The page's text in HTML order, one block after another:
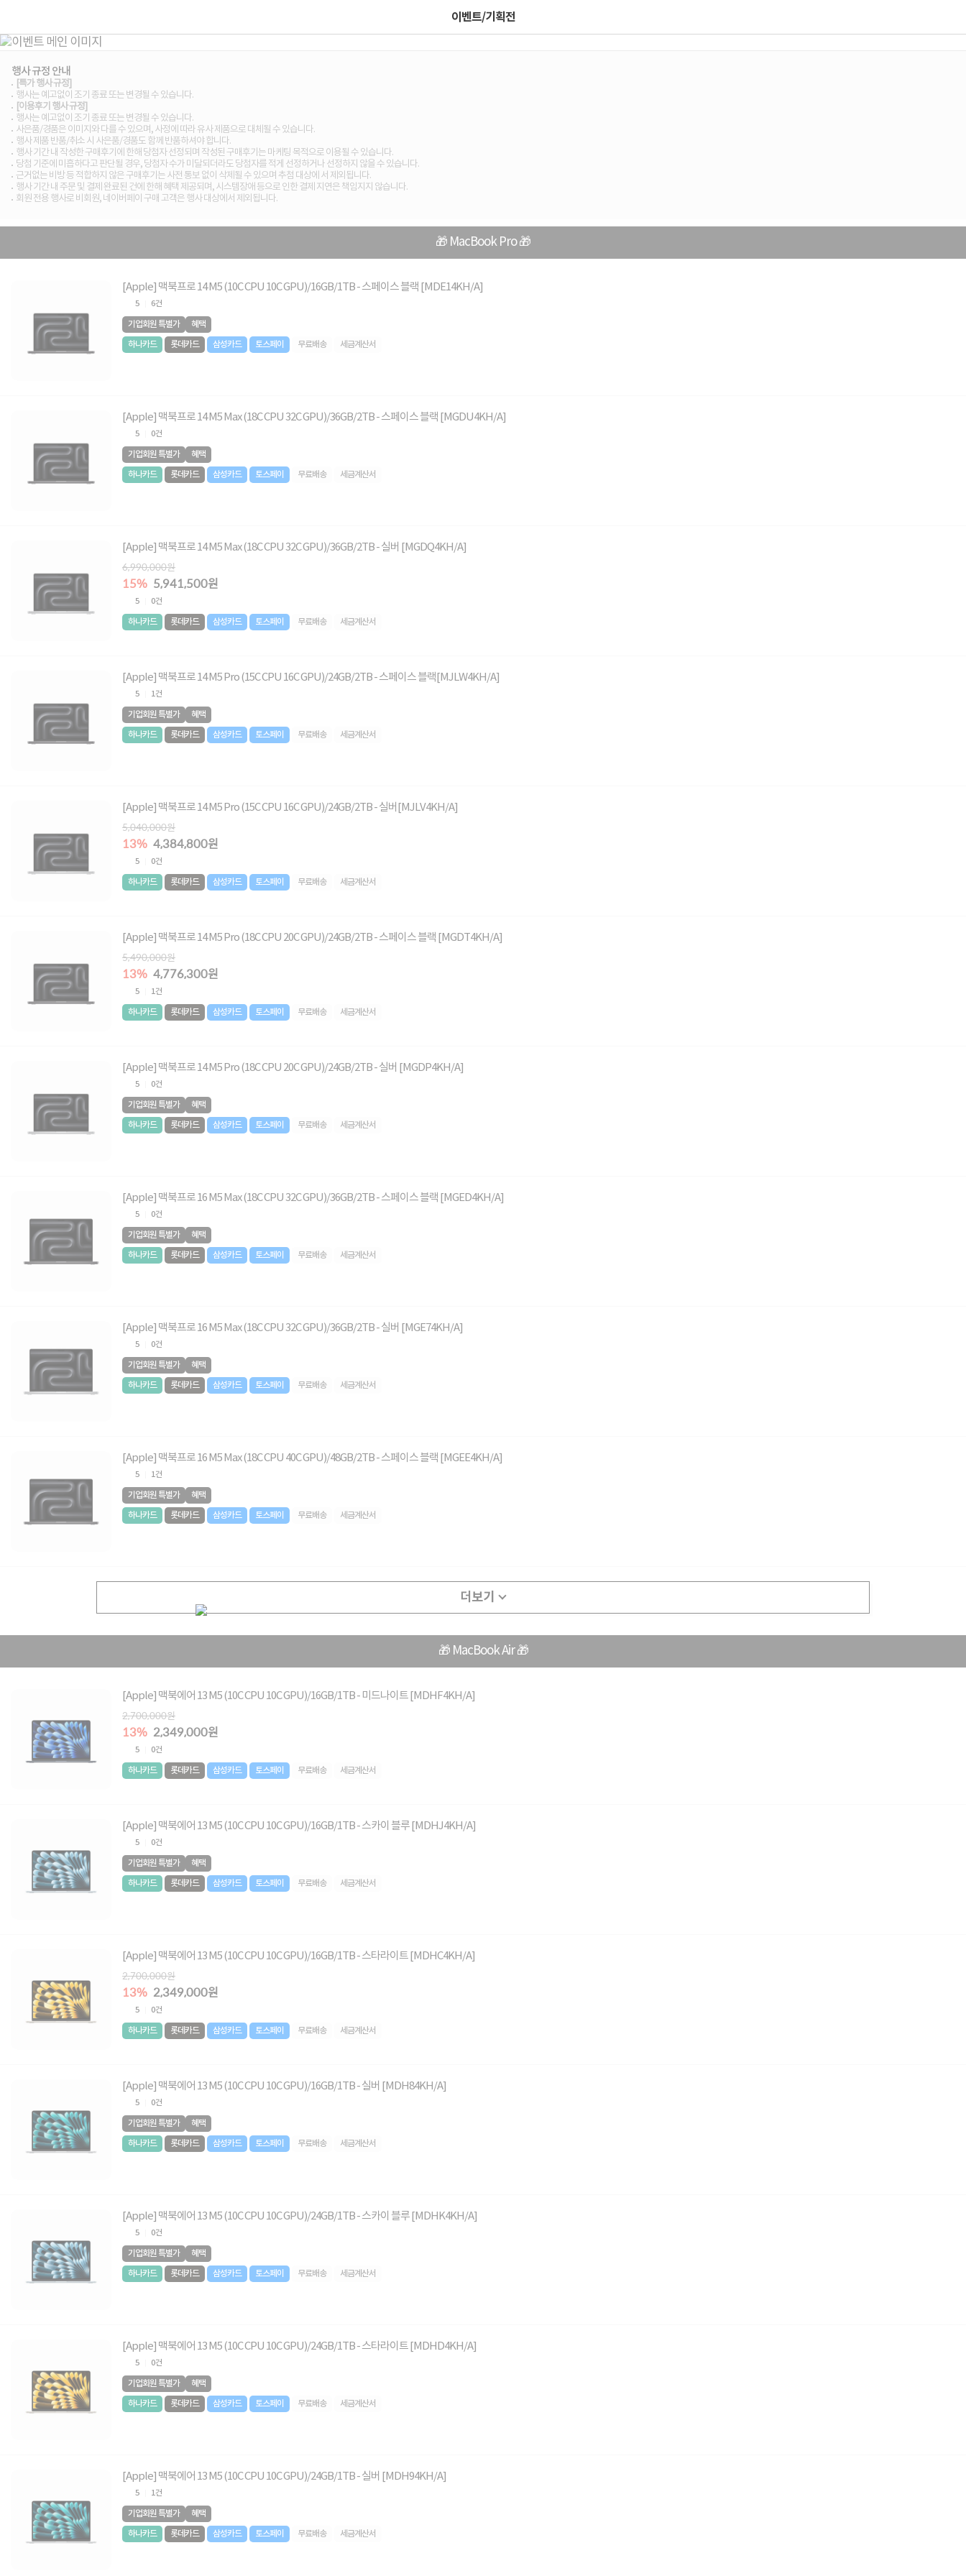
이벤트/기획전
행사 규정 안내
[특가 행사 규정]
행사는 예고없이 조기 종료 또는 변경될 수 있습니다.
[이용후기 행사 규정]
행사는 예고없이 조기 종료 또는 변경될 수 있습니다.
사은품/경품은 이미지와 다를 수 있으며, 사정에 따라 유사 제품으로 대체될 수 있습니다.
행사 제품 반품/취소 시 사은품/경품도 함께 반품하셔야 합니다.
행사 기간 내 작성한 구매후기에 한해 당첨자 선정되며 작성된 구매후기는 마케팅 목적으로 이용될 수 있습니다.
당첨 기준에 미흡하다고 판단될 경우, 당첨자 수가 미달되더라도 당첨자를 적게 선정하거나 선정하지 않을 수 있습니다.
근거없는 비방 등 적합하지 않은 구매후기는 사전 통보 없이 삭제될 수 있으며 추첨 대상에 서 제외됩니다.
행사 기간 내 주문 및 결제 완료된 건에 한해 혜택 제공되며, 시스템장애 등으로 인한 결제 지연은 책임지지 않습니다.
회원 전용 행사로 비회원, 네이버페이 구매 고객은 행사 대상에서 제외됩니다.
🎁 MacBook Pro 🎁
[Apple] 맥북프로 14 M5 (10C CPU 10C GPU)/16GB/1TB - 스페이스 블랙 [MDE14KH/A]
5 6건
기업회원 특별가
혜택
하나카드
롯데카드 삼성카드 토스페이 무료배송 세금계산서
[Apple] 맥북프로 14 M5 Max (18C CPU 32C GPU)/36GB/2TB - 스페이스 블랙 [MGDU4KH/A]
5 0건
기업회원 특별가
혜택
하나카드
롯데카드 삼성카드 토스페이 무료배송 세금계산서
[Apple] 맥북프로 14 M5 Max (18C CPU 32C GPU)/36GB/2TB - 실버 [MGDQ4KH/A]
6,990,000원
15% 5,941,500원
5 0건
하나카드 롯데카드 삼성카드 토스페이 무료배송 세금계산서
[Apple] 맥북프로 14 M5 Pro (15C CPU 16C GPU)/24GB/2TB - 스페이스 블랙[MJLW4KH/A]
5 1건
기업회원 특별가
혜택
하나카드
롯데카드 삼성카드 토스페이 무료배송 세금계산서
[Apple] 맥북프로 14 M5 Pro (15C CPU 16C GPU)/24GB/2TB - 실버[MJLV4KH/A]
5,040,000원
13% 4,384,800원
5 0건
하나카드 롯데카드 삼성카드 토스페이 무료배송 세금계산서
[Apple] 맥북프로 14 M5 Pro (18C CPU 20C GPU)/24GB/2TB - 스페이스 블랙 [MGDT4KH/A]
5,490,000원
13% 4,776,300원
5 1건
하나카드 롯데카드 삼성카드 토스페이 무료배송 세금계산서
[Apple] 맥북프로 14 M5 Pro (18C CPU 20C GPU)/24GB/2TB - 실버 [MGDP4KH/A]
5 0건
기업회원 특별가
혜택
하나카드
롯데카드 삼성카드 토스페이 무료배송 세금계산서
[Apple] 맥북프로 16 M5 Max (18C CPU 32C GPU)/36GB/2TB - 스페이스 블랙 [MGED4KH/A]
5 0건
기업회원 특별가
혜택
하나카드
롯데카드 삼성카드 토스페이 무료배송 세금계산서
[Apple] 맥북프로 16 M5 Max (18C CPU 32C GPU)/36GB/2TB - 실버 [MGE74KH/A]
5 0건
기업회원 특별가
혜택
하나카드
롯데카드 삼성카드 토스페이 무료배송 세금계산서
[Apple] 맥북프로 16 M5 Max (18C CPU 40C GPU)/48GB/2TB - 스페이스 블랙 [MGEE4KH/A]
5 1건
기업회원 특별가
혜택
하나카드
롯데카드 삼성카드 토스페이 무료배송 세금계산서
더보기
🎁 MacBook Air 🎁
[Apple] 맥북에어 13 M5 (10C CPU 10C GPU)/16GB/1TB - 미드나이트 [MDHF4KH/A]
2,700,000원
13% 2,349,000원
5 0건
하나카드 롯데카드 삼성카드 토스페이 무료배송 세금계산서
[Apple] 맥북에어 13 M5 (10C CPU 10C GPU)/16GB/1TB - 스카이 블루 [MDHJ4KH/A]
5 0건
기업회원 특별가
혜택
하나카드
롯데카드 삼성카드 토스페이 무료배송 세금계산서
[Apple] 맥북에어 13 M5 (10C CPU 10C GPU)/16GB/1TB - 스타라이트 [MDHC4KH/A]
2,700,000원
13% 2,349,000원
5 0건
하나카드 롯데카드 삼성카드 토스페이 무료배송 세금계산서
[Apple] 맥북에어 13 M5 (10C CPU 10C GPU)/16GB/1TB - 실버 [MDH84KH/A]
5 0건
기업회원 특별가
혜택
하나카드
롯데카드 삼성카드 토스페이 무료배송 세금계산서
[Apple] 맥북에어 13 M5 (10C CPU 10C GPU)/24GB/1TB - 스카이 블루 [MDHK4KH/A]
5 0건
기업회원 특별가
혜택
하나카드
롯데카드 삼성카드 토스페이 무료배송 세금계산서
[Apple] 맥북에어 13 M5 (10C CPU 10C GPU)/24GB/1TB - 스타라이트 [MDHD4KH/A]
5 0건
기업회원 특별가
혜택
하나카드
롯데카드 삼성카드 토스페이 무료배송 세금계산서
[Apple] 맥북에어 13 M5 (10C CPU 10C GPU)/24GB/1TB - 실버 [MDH94KH/A]
5 1건
기업회원 특별가
혜택
하나카드
롯데카드 삼성카드 토스페이 무료배송 세금계산서